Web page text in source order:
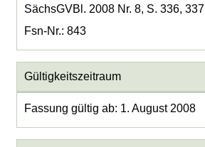
SächsGVBl. 2008 Nr. 8, S. 336, 337
Fsn-Nr.: 843
Gültigkeitszeitraum
Fassung gültig ab: 1. August 2008